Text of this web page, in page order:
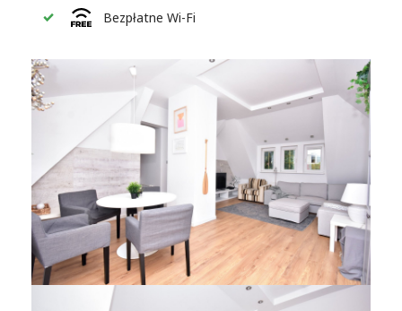
Bezpłatne Wi-Fi